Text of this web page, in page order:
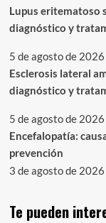
Lupus eritematoso
diagnóstico y
5 de agosto de 2026
Esclerosis lateral
diagnóstico y
5 de agosto de 2026
Encefalopatía:
prevención
3 de agosto de 2026
Te pueden